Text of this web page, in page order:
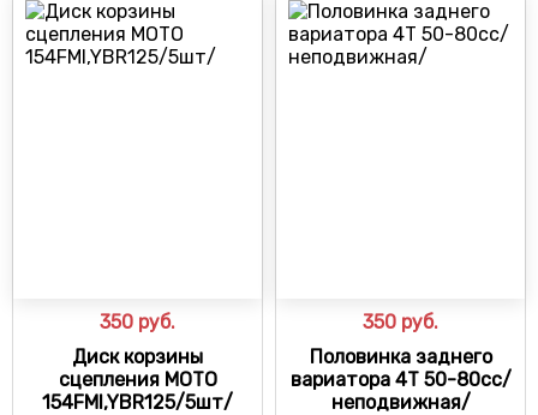
350 руб.
Диск корзины
сцепления МОТО
154FMI,YBR125/5шт/
350 руб.
Половинка заднего
вариатора 4Т 50-80сс/
неподвижная/